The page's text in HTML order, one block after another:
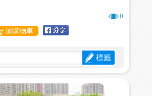
0
加購物車
標籤